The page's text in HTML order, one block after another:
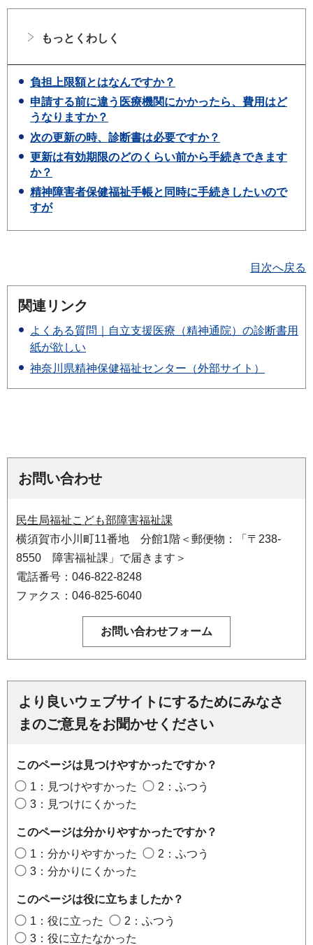
もっとくわしく
負担上限額とはなんですか？
申請する前に違う医療機関にかかったら、費用はど
うなりますか？
次の更新の時、診断書は必要ですか？
更新は有効期限のどのくらい前から手続きできます
か？
精神障害者保健福祉手帳と同時に手続きしたいので
すが
目次へ戻る
関連リンク
よくある質問｜自立支援医療（精神通院）の診断書用
紙が欲しい
神奈川県精神保健福祉センター（外部サイト）
お問い合わせ
民生局福祉こども部障害福祉課
横須賀市小川町11番地 分館1階＜郵便物：「〒238-
8550 障害福祉課」で届きます＞
電話番号：046-822-8248
ファクス：046-825-6040
より良いウェブサイトにするためにみなさ
まのご意見をお聞かせください
このページは見つけやすかったですか？
1：見つけやすかった
2：ふつう
3：見つけにくかった
このページは分かりやすかったですか？
1：分かりやすかった
2：ふつう
3：分かりにくかった
このページは役に立ちましたか？
1：役に立った
2：ふつう
3：役に立たなかった